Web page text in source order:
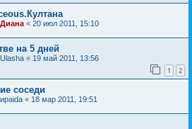
Диана « 20 июл 2011, 15:10
на 5 дней
Ulasha « 19 май 2011, 13:56
1 2
соседи
ираida « 18 мар 2011, 19:51